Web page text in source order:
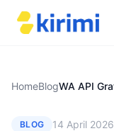
HomeBlog
BLOG 14 April 2026